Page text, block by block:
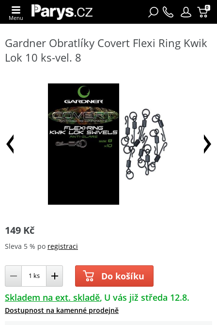
0
Menu
Gardner Obratlíky Covert Flexi Ring Kwik
Lok 10 ks-vel. 8
149 Kč
Sleva 5 % po registraci
Do košíku
Skladem na ext. skladě U vás již středa 12.8.
Dostupnost na kamenné prodejně